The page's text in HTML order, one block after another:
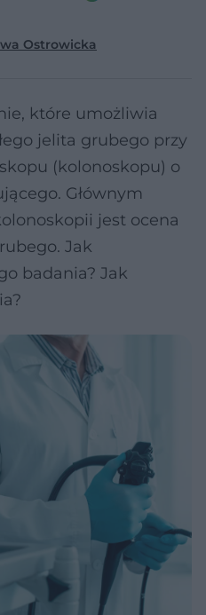
Ostrowicka
które umożliwia
jelita grubego przy
(kolonoskopu) o
Głównym
jest ocena
Jak
badania? Jak